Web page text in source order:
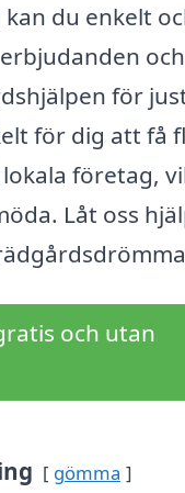
du enkelt
för
för dig att få
företag,
Låt oss
och utan
gömma